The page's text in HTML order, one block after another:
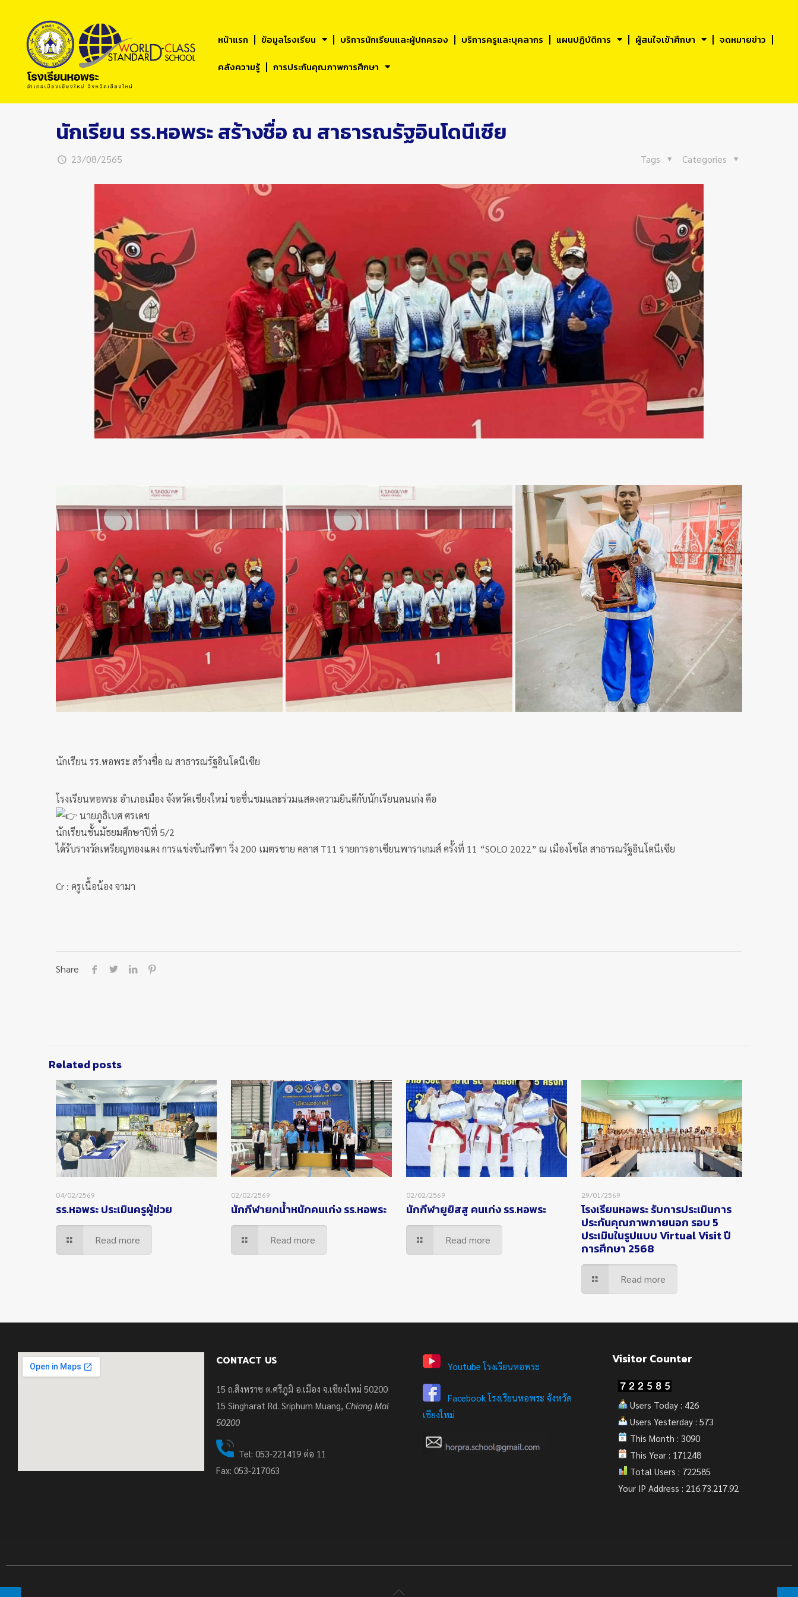
หน้าแรก ข้อมูลโรงเรียน บริการนักเรียนและผูัปกครอง บริการครูและบุคลากร แผนปฏิบัติการ ผู้สนใจเข้าศึกษา
จดหมายข่าว
คลังความรู้
การประกันคุณภาพการศึกษา
นักเรียน รร.หอพระ สร้างชื่อ ณ สาธารณรัฐอินโดนีเซีย
23/08/2565 Categories
Tags
นักเรียน รร.หอพระ สร้างชื่อ ณ สาธารณรัฐอินโดนีเซีย
โรงเรียนหอพระ อำเภอเมือง จังหวัดเชียงใหม่ ขอชื่นชมและร่วมแสดงความยินดีกับนักเรียนคนเก่ง คือ
นายภูธิเบศ ศรเดช
นักเรียนชั้นมัธยมศึกษาปีที่ 5/2
ได้รับรางวัลเหรียญทองแดง การแข่งขันกรีฑา วิ่ง 200 เมตรชาย คลาส T11 รายการอาเซียนพาราเกมส์ ครั้งที่ 11 “SOLO 2022” ณ เมืองโซโล สาธารณรัฐอินโดนีเซีย
Cr : ครูเนื้อน้อง จามา
Share
Related posts
04/02/2569
รร.หอพระ ประเมินครูผู้ช่วย
Read more
02/02/2569
นักกีฬายกน้ำหนักคนเก่ง รร.หอพระ
Read more
02/02/2569
นักกีฬายูยิสสู คนเก่ง รร.หอพระ
Read more
29/01/2569
โรงเรียนหอพระ รับการประเมินการ
ประกันคุณภาพภายนอก รอบ 5
ประเมินในรูปแบบ Virtual Visit ปี
การศึกษา 2568
Read more
CONTACT US
15 ถ.สิงหราช ต.ศรีภูมิ อ.เมือง จ.เชียงใหม่ 50200
15Singharat Rd. Sriphum Muang,Chiang Mai
50200
Tel: 053-221419 ต่อ 11
Fax: 053-217063
Youtube โรงเรียนหอพระ
Facebook โรงเรียนหอพระ จังหวัด
เชียงใหม่
Visitor Counter
Users Today : 426
Users Yesterday : 573
This Month : 3090
This Year : 171248
Total Users : 722585
Your IP Address : 216.73.217.92